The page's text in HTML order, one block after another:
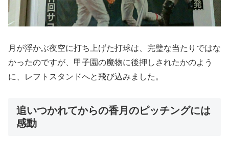
月が浮かぶ夜空に打ち上げた打球は、完璧な当たりではな
かったのですが、甲子園の魔物に後押しされたかのよう
に、レフトスタンドへと飛び込みました。
追いつかれてからの香月のピッチングには
感動